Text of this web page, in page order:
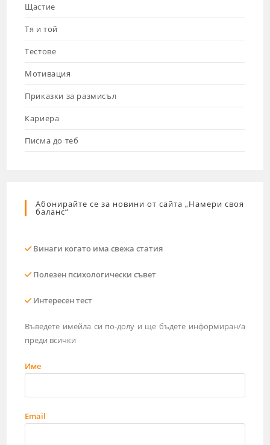
Щастие
Тя и той
Тестове
Мотивация
Приказки за размисъл
Кариера
Писма до теб
Абонирайте се за новини от сайта „Намери своя
баланс“
Винаги когато има свежа статия
Полезен психологически съвет
Интересен тест
Въведете имейла си по-долу и ще бъдете информиран/а
преди всички
Име
Email